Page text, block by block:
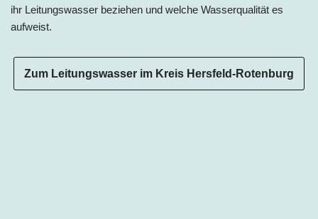
ihr Leitungswasser beziehen und welche Wasserqualität es
aufweist.
Zum Leitungswasser im Kreis Hersfeld-Rotenburg